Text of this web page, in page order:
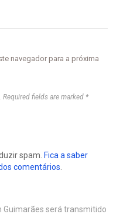
navegador para a próxima
fields are marked *
spam. Fica a saber
comentários
Guimarães será transmitido